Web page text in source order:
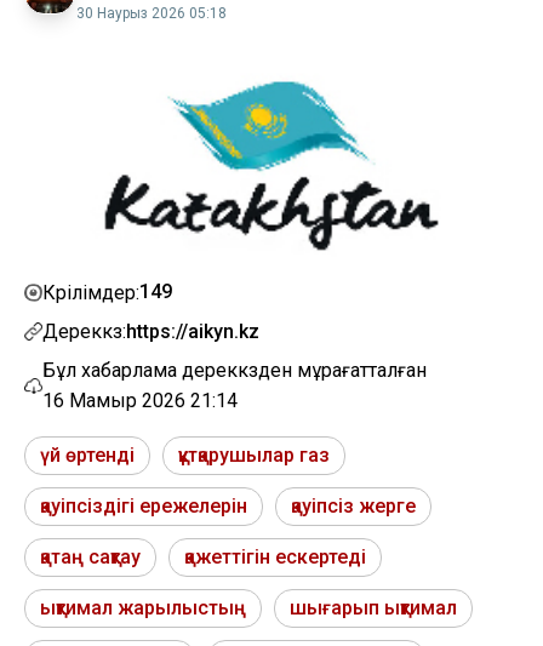
30 Наурыз 2026 05:18
Көрілімдер:149
Дереккөз:https://aikyn.kz
Бұл хабарлама дереккөзден мұрағатталған
16 Мамыр 2026 21:14
үй өртенді құтқарушылар газ
қауіпсіздігі ережелерін қауіпсіз жерге
қатаң сақтау қажеттігін ескертеді
ықтимал жарылыстың шығарып ықтимал